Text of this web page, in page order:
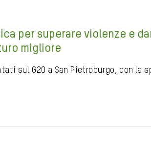
per superare violenze e
migliore
sul G20 a San Pietroburgo, con la